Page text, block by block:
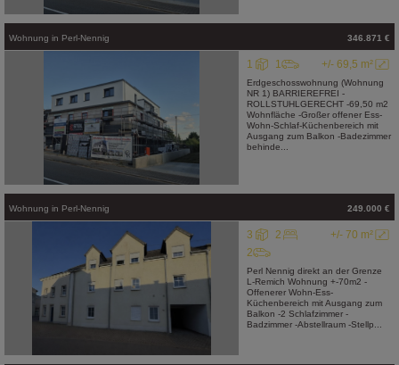
Wohnung in Perl-Nennig 346.871 €
+/- 69,5 m²
1 1
Erdgeschosswohnung (Wohnung
NR 1) BARRIEREFREI -
ROLLSTUHLGERECHT -69,50 m2
Wohnfläche -Großer offener Ess-
Wohn-Schlaf-Küchenbereich mit
Ausgang zum Balkon -Badezimmer
behinde...
Wohnung in Perl-Nennig 249.000 €
+/- 70 m²
3
2
2
Perl Nennig direkt an der Grenze
L-Remich Wohnung +-70m2 -
Offenerer Wohn-Ess-
Küchenbereich mit Ausgang zum
Balkon -2 Schlafzimmer -
Badzimmer -Abstellraum -Stellp...